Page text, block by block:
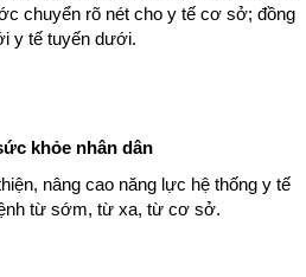
chuyển rõ nét cho y tế cơ sở; đồng
y tế tuyến dưới.
khỏe nhân dân
nâng cao năng lực hệ thống y tế
từ sớm, từ xa, từ cơ sở.